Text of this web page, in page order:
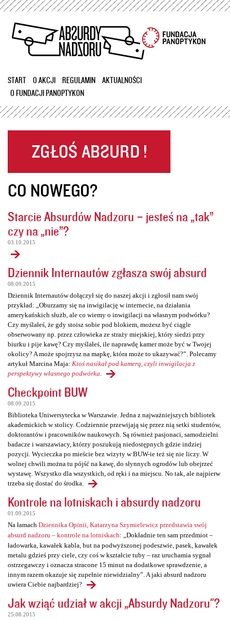
Przejdź
treści
START O AKCJI REGULAMIN
AKTUALNOŚCI
O FUNDACJI PANOPTYKON
CO NOWEGO?
Starcie Absurdów Nadzoru – jesteś na „tak”
czy na „nie”?
03.10.2015
Dziennik Internautów zgłasza swój absurd
08.09.2015
Dziennik Internautów dołączył się do naszej akcji i zgłosił nam swój
przykład: „Oburzamy się na inwigilację w internecie, na działania
amerykańskich służb, ale co wiemy o inwigilacji na własnym podwórku?
Czy myślałeś, że gdy stoisz sobie pod blokiem, możesz być ciągle
obserwowany np. przez człowieka ze straży miejskiej, który siedzi przy
biurku i pije kawę? Czy myślałeś, ile naprawdę kamer może być w Twojej
okolicy? A może spojrzysz na mapkę, która może to ukazywać?”. Polecamy
artykuł Marcina Maja: Ktoś nasikał pod kamerą, czyli inwigilacja z
perspektywy własnego podwórka
Checkpoint BUW
08.09.2015
Biblioteka Uniwersytecka w Warszawie. Jedna z najważniejszych bibliotek
akademickich w stolicy. Codziennie przewijają się przez nią setki studentów,
doktorantów i pracowników naukowych. Są również pasjonaci, samodzielni
badacze i warszawiacy, którzy poszukują niedostępnych gdzie indziej
pozycji. Wycieczka po mieście bez wizyty w BUW-ie też się nie liczy. W
wolnej chwili można tu pójść na kawę, do słynnych ogrodów lub obejrzeć
wystawę. Wszystko dla wszystkich, od ręki i na miejscu. No tak, ale najpierw
trzeba się dostać do środka.
Kontrole na lotniskach i absurdy nadzoru
01.09.2015
Na łamach Dziennika Opinii, Katarzyna Szymielewicz przedstawia swój
absurd nadzoru – kontrole na lotniskach: „Dokładnie ten sam przedmiot –
ładowarka, kawałek kabla, but na podwyższonej podeszwie, pasek, kawałek
metalu gdzieś przy ciele, czy coś w kształcie tuby – raz uruchamia sygnał
ostrzegawczy i oznacza stracone 15 minut na dodatkowe sprawdzenie, a
innym razem okazuje się zupełnie niewidzialny”. A jaki absurd nadzoru
uwiera Ciebie najbardziej?
Jak wziąć udział w akcji „Absurdy Nadzoru"?
25.08.2015